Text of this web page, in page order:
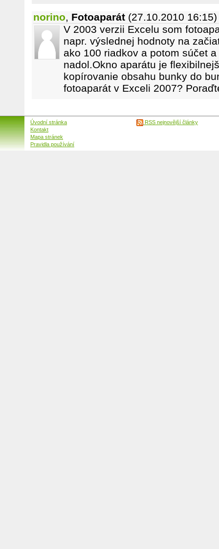
norino, Fotoaparát (27.10.2010 16:15)
V 2003 verzii Excelu som
napr. výslednej hodnoty na
ako 100 riadkov a potom súčet
nadol.Okno aparátu je
kopírovanie obsahu bunky do
fotoaparát v Exceli 2007?
Úvodní stránka
Kontakt
Mapa stránek
Pravidla používání
RSS nejnovější články